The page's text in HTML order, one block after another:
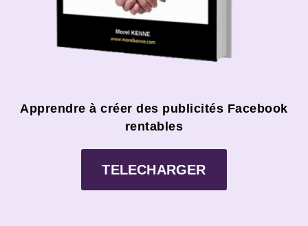
Apprendre à créer des publicités Facebook
rentables
TELECHARGER